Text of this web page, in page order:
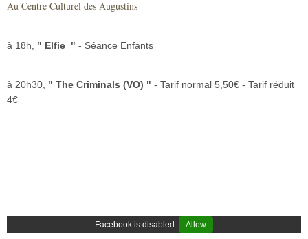
Sécurité civile
Au Centre Culturel des Augustins
à 18h, " Elfie " - Séance Enfants
à 20h30, " The Criminals (VO) " - Tarif normal 5,50€ - Tarif réduit
4€
Facebook is disabled. Allow